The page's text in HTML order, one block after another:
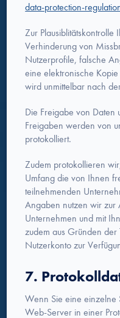
data-protection-
Zur
Verhinderung von
Nutzerprofile, falsche
eine elektronische
wird unmittelbar nach
Die Freigabe von Daten
Freigaben werden von
protokolliert.
Zudem protokollieren
Umfang die von Ihnen
teilnehmenden
Angaben nutzen wir zur
Unternehmen und mit
zudem aus Gründen
Nutzerkonto zur
7.
Wenn Sie eine einzelne
Web-Server in einer